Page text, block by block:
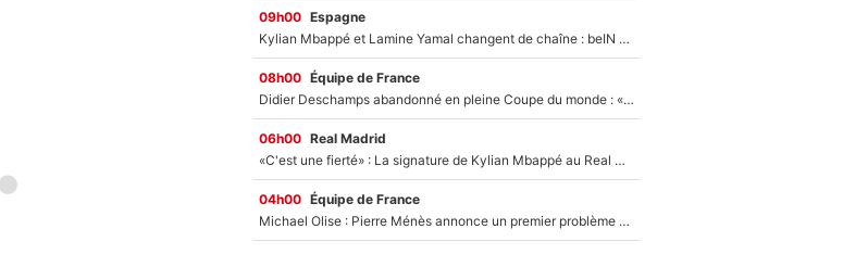
09h00 Espagne
Kylian Mbappé et Lamine Yamal changent de chaîne : beIN SPORTS ne digère pas cette décision historique et prédit un fiasco pour la Liga
08h00 Équipe de France
Didier Deschamps abandonné en pleine Coupe du monde : «La FFF était déjà passée à Zinedine Zidane»
06h00 Real Madrid
«C'est une fierté» : La signature de Kylian Mbappé au Real Madrid continue de régaler l'Espagne
04h00 Équipe de France
Michael Olise : Pierre Ménès annonce un premier problème pour Zinedine Zidane en équipe de France